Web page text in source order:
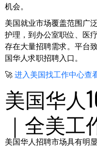
机会。
美国就业市场覆盖范围广
护理，到办公室职位、医
存在大量招聘需求。平台
国华人求职招聘入口。
🚀 进入美国找工作中心查
美国华人
｜全美
美国华人招聘市场具有明